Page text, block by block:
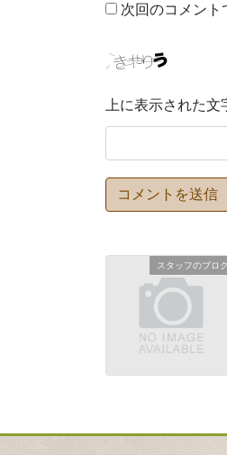
次回のコメント
上に表示された文
スタッフのブロ